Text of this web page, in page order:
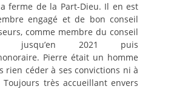
ferme de la Part-Dieu. Il en est
engagé et de bon conseil
comme membre du conseil
jusqu’en 2021 puis
Pierre était un homme
rien céder à ses convictions ni à
Toujours très accueillant envers